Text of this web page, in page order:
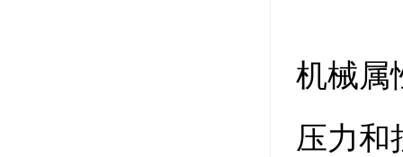
机械属
压力和